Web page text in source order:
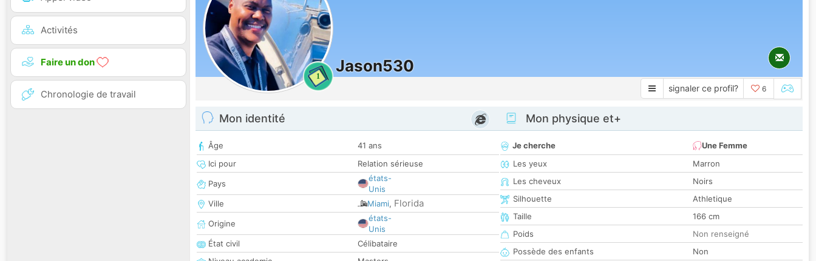
Activités
Faire un don
Chronologie de travail
1
Jason530
signaler ce profil? 6
Mon identité
Âge
41 ans
Ici pour
Relation sérieuse
Pays
états-
Unis
Ville
Miami, Florida
Origine
états-
Unis
État civil
Célibataire
Mon physique et+
Je cherche
Une Femme
Les yeux
Marron
Les cheveux
Noirs
Silhouette
Athletique
Taille
166 cm
Poids
Non renseigné
Possède des enfants
Non